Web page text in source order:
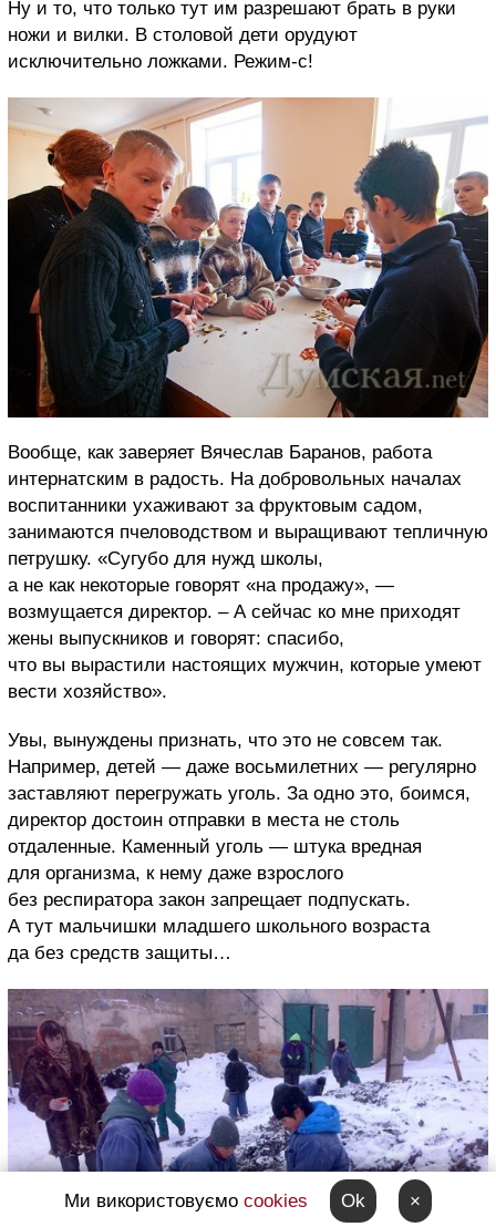
Ну и то, что только тут им разрешают брать в руки
ножи и вилки. В столовой дети орудуют
исключительно ложками. Режим-с!
Вообще, как заверяет Вячеслав Баранов, работа
интернатским в радость. На добровольных началах
воспитанники ухаживают за фруктовым садом,
занимаются пчеловодством и выращивают тепличную
петрушку. «Сугубо для нужд школы,
а не как некоторые говорят «на продажу», —
возмущается директор. – А сейчас ко мне приходят
жены выпускников и говорят: спасибо,
что вы вырастили настоящих мужчин, которые умеют
вести хозяйство».
Увы, вынуждены признать, что это не совсем так.
Например, детей — даже восьмилетних — регулярно
заставляют перегружать уголь. За одно это, боимся,
директор достоин отправки в места не столь
отдаленные. Каменный уголь — штука вредная
для организма, к нему даже взрослого
без респиратора закон запрещает подпускать.
А тут мальчишки младшего школьного возраста
да без средств защиты…
Ми використовуємо cookies Ok ×